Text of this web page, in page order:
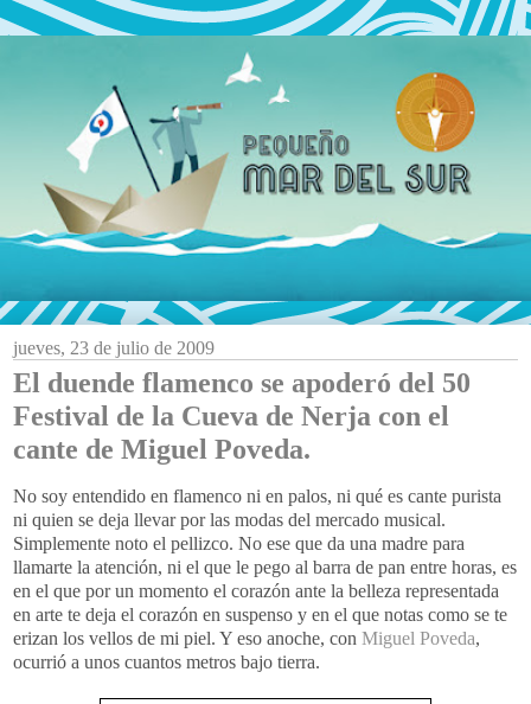
jueves, 23 de julio de 2009
El duende flamenco se apoderó del 50
Festival de la Cueva de Nerja con el
cante de Miguel Poveda.
No soy entendido en flamenco ni en palos, ni qué es cante purista
ni quien se deja llevar por las modas del mercado musical.
Simplemente noto el pellizco. No ese que da una madre para
llamarte la atención, ni el que le pego al barra de pan entre horas, es
en el que por un momento el corazón ante la belleza representada
en arte te deja el corazón en suspenso y en el que notas como se te
erizan los vellos de mi piel. Y eso anoche, con Miguel Poveda,
ocurrió a unos cuantos metros bajo tierra.